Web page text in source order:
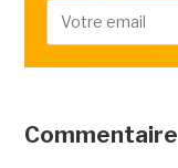
Commentaire